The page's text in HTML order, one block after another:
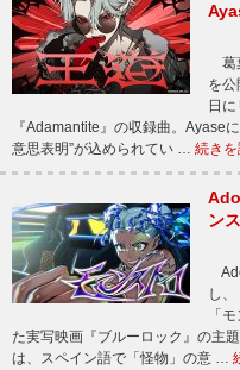
葛
を
日
『Adamantite』の収録曲。Ayase
意思表明”が込められてい … 続き
ン
し
「
た実写映画『ブルーロック』の主
は、スペイン語で「怪物」の意 …